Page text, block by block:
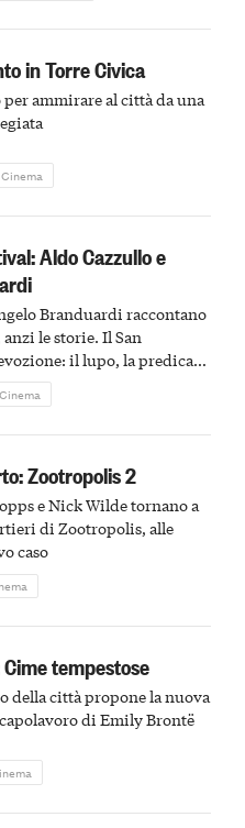
in Torre Civica
ammirare al città da una
Aldo Cazzullo e
Branduardi raccontano
le storie. Il San
il lupo, la predica
Zootropolis 2
e Nick Wilde tornano a
di Zootropolis, alle
caso
tempestose
della città propone la nuova
di Emily Brontë